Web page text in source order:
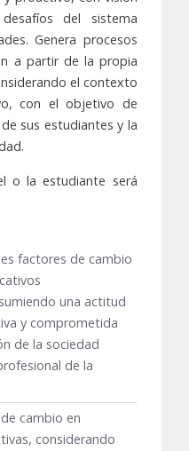
del sistema
Genera procesos
a partir de la propia
el contexto
con el objetivo de
sus estudiantes y la
o la estudiante será
factores de cambio
una actitud
y comprometida
de la sociedad
de la
cambio en
considerando